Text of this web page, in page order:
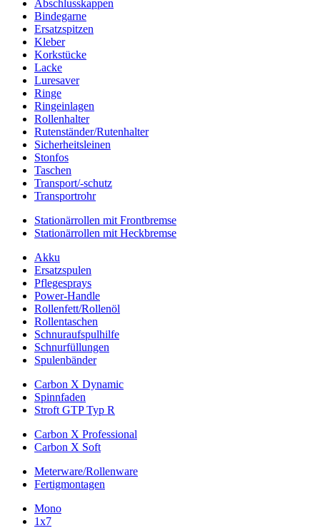
Abschlusskappen
Bindegarne
Ersatzspitzen
Kleber
Korkstücke
Lacke
Luresaver
Ringe
Ringeinlagen
Rollenhalter
Rutenständer/Rutenhalter
Sicherheitsleinen
Stonfos
Taschen
Transport/-schutz
Transportrohr
Stationärrollen mit Frontbremse
Stationärrollen mit Heckbremse
Akku
Ersatzspulen
Pflegesprays
Power-Handle
Rollenfett/Rollenöl
Rollentaschen
Schnuraufspulhilfe
Schnurfüllungen
Spulenbänder
Carbon X Dynamic
Spinnfaden
Stroft GTP Typ R
Carbon X Professional
Carbon X Soft
Meterware/Rollenware
Fertigmontagen
Mono
1x7